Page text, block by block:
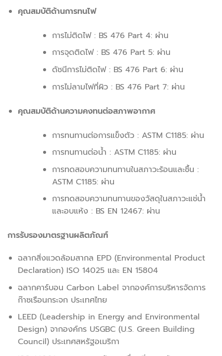
คุณสมบัติด้านการทนไฟ
การไม่ติดไฟ : BS 476 Part 4: ผ่าน
การจุดติดไฟ : BS 476 Part 5: ผ่าน
ดัชนีการไม่ติดไฟ : BS 476 Part 6: ผ่าน
การไม่ลามไฟที่ผิว : BS 476 Part 7: ผ่าน
คุณสมบัติด้านความคงทนต่อสภาพอากาศ
การทนทานต่อการแข็งตัว : ASTM C1185: ผ่าน
การทนทานต่อน้ำ : ASTM C1185: ผ่าน
การทดสอบความทนทานในสภาวะร้อนและชื้น :
ASTM C1185: ผ่าน
การทดสอบความทนทานของวัสดุในสภาวะแช่น้ำ
และอบแห้ง : BS EN 12467: ผ่าน
การรับรองมาตรฐานผลิตภัณฑ์
ฉลากสิ่งแวดล้อมสากล EPD (Environmental Product
Declaration) ISO 14025 และ EN 15804
ฉลากคาร์บอน Carbon Label จากองค์การบริหารจัดการ
ก๊าซเรือนกระจก ประเทศไทย
LEED (Leadership in Energy and Environmental
Design) จากองค์กร USGBC (U.S. Green Building
Council) ประเทศสหรัฐอเมริกา